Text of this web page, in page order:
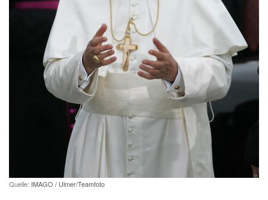
Quelle: IMAGO / Ulmer/Teamfoto